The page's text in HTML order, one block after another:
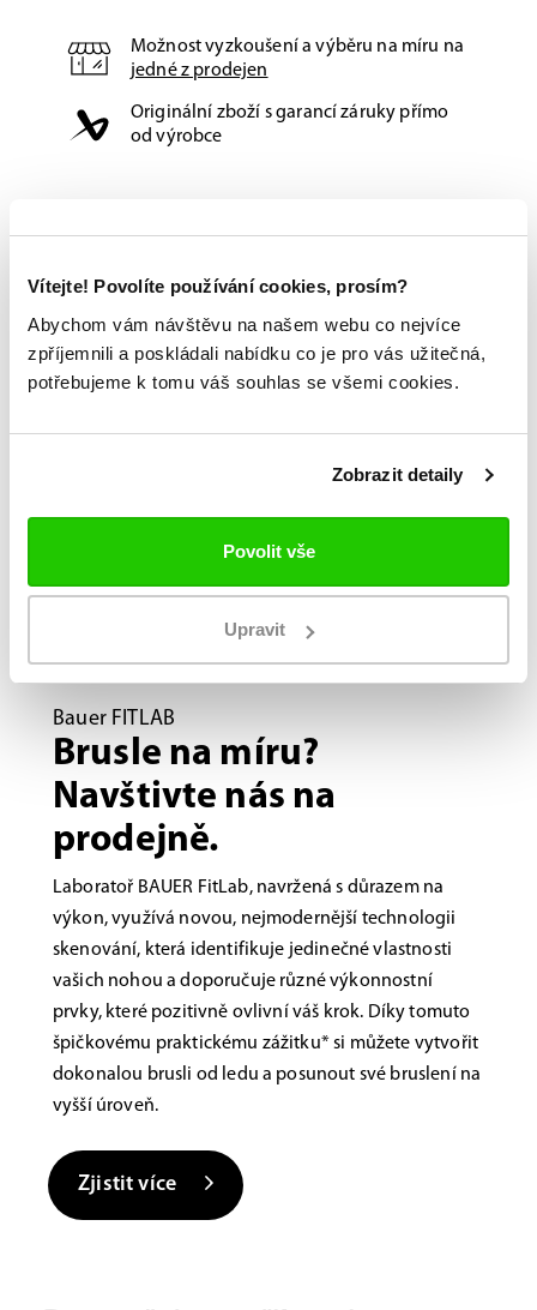
Vítejte! Povolíte používání cookies, prosím?
Abychom vám návštěvu na našem webu co nejvíce
zpříjemnili a poskládali nabídku co je pro vás užitečná,
potřebujeme k tomu váš souhlas se všemi cookies.
Zobrazit detaily
Povolit vše
Upravit
Možnost vyzkoušení a výběru na míru na
jedné z prodejen
Originální zboží s garancí záruky přímo
od výrobce
Bauer FITLAB
Brusle na míru?
Navštivte nás na
prodejně.
Laboratoř BAUER FitLab, navržená s důrazem na
výkon, využívá novou, nejmodernější technologii
skenování, která identifikuje jedinečné vlastnosti
vašich nohou a doporučuje různé výkonnostní
prvky, které pozitivně ovlivní váš krok. Díky tomuto
špičkovému praktickému zážitku* si můžete vytvořit
dokonalou brusli od ledu a posunout své bruslení na
vyšší úroveň.
Zjistit více